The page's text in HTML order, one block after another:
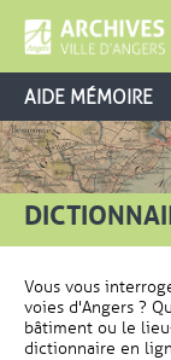
AIDE MÉMOIRE
Vous vous
voies d'Angers ?
bâtiment ou le
dictionnaire en